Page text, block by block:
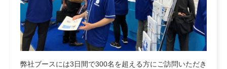
弊社ブースには3日間で300名を超える方にご訪問いただき